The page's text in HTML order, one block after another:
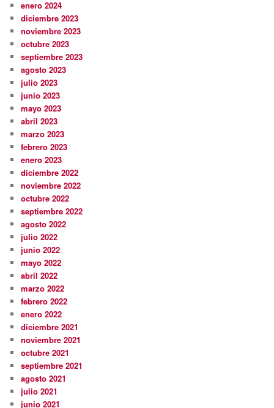
enero 2024
diciembre 2023
noviembre 2023
octubre 2023
septiembre 2023
agosto 2023
julio 2023
junio 2023
mayo 2023
abril 2023
marzo 2023
febrero 2023
enero 2023
diciembre 2022
noviembre 2022
octubre 2022
septiembre 2022
agosto 2022
julio 2022
junio 2022
mayo 2022
abril 2022
marzo 2022
febrero 2022
enero 2022
diciembre 2021
noviembre 2021
octubre 2021
septiembre 2021
agosto 2021
julio 2021
junio 2021